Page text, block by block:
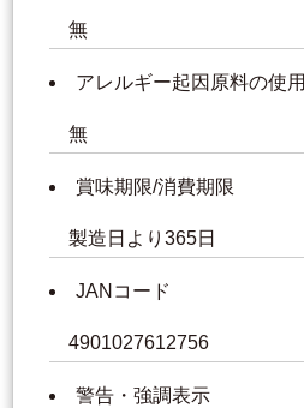
無
アレルギー起因原料の使用
無
賞味期限/消費期限
製造日より365日
JANコード
4901027612756
警告・強調表示